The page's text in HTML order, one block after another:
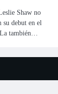
Shaw no
su debut en el
también…